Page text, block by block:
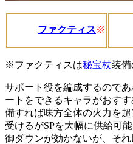
ファクティス※
※ファクティスは秘宝杖装備
サポート役を編成するので
ートをできるキャラがおす
備すれば味方全体の火力を
受けるがSPを大幅に供給可
御ダウンが効かないが、そ